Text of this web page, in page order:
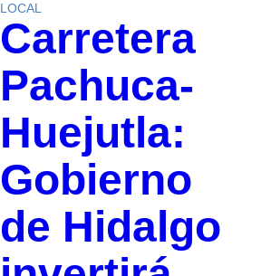
LOCAL
Carretera
Pachuca-
Huejutla:
Gobierno
de Hidalgo